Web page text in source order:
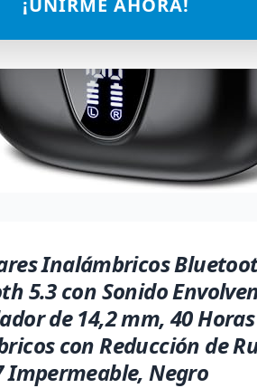
¡UNIRME AHORA!
Inalámbricos
5.3 con Sonido
de 14,2 mm, 40 Horas
con Reducción de
Impermeable, Negro